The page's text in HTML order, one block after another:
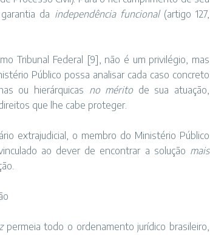
da independência funcional(artigo 127,
Tribunal Federal [9] , não é um privilégio, mas
Público possa analisar cada caso concreto
ou hierárquicas no méritode sua atuação,
que lhe cabe proteger.
extrajudicial, o membro do Ministério Público
ao dever de encontrar a solução mais
permeia todo o ordenamento jurídico brasileiro,